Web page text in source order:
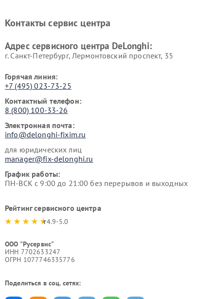
DeLonghi
DeLonghi
Контакты сервис центра
Адрес сервисного центра DeLonghi:
г. Санкт-Петербург, Лермонтовский проспект, 35
Горячая линия:
+7 (495) 023-73-25
Контактный телефон:
8 (800) 100-33-26
Электронная почта:
info@delonghi-fixim.ru
для юридических лиц
manager@fix-delonghi.ru
График работы:
ПН-ВСК с 9:00 до 21:00 без перерывов и выходных
Рейтинг сервисного центра
4.9-5.0
ООО "Русервис"
ИНН 7702633247
ОГРН 1077746335776
Поделиться в соц. сетях: